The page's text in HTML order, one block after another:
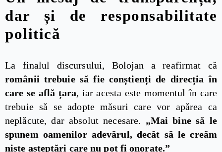
dar și de responsabilitate
politică
La finalul discursului, Bolojan a reafirmat că
românii trebuie să fie conștienți de direcția în
care se află țara, iar acesta este momentul în care
trebuie să se adopte măsuri care vor apărea ca
neplăcute, dar absolut necesare. „Mai bine să le
spunem oamenilor adevărul, decât să le creăm
niște așteptări care nu pot fi onorate.”